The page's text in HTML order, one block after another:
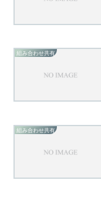
組み合わせ共有
組み合わせ共有